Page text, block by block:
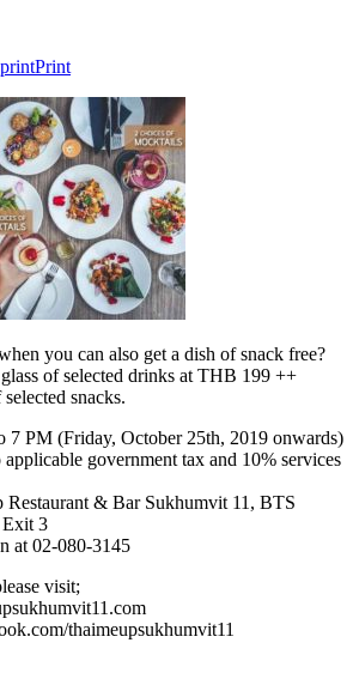
Print
you can also get a dish of snack free?
of selected drinks at THB 199 ++
snacks.
7 PM (Friday, October 25th, 2019 onwards)
government tax and 10% services
Restaurant & Bar Sukhumvit 11, BTS
Exit 3
at 02-080-3145
visit;
thaimeupsukhumvit11